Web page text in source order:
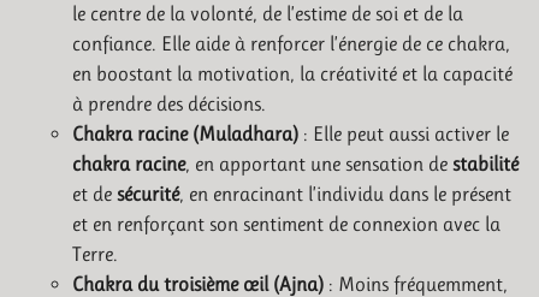
le centre de la volonté, de l’estime de soi et de la
confiance. Elle aide à renforcer l’énergie de ce chakra,
en boostant la motivation, la créativité et la capacité
à prendre des décisions.
Chakra racine (Muladhara) : Elle peut aussi activer le
chakra racine, en apportant une sensation de stabilité
et de sécurité, en enracinant l’individu dans le présent
et en renforçant son sentiment de connexion avec la
Terre.
Chakra du troisième œil (Ajna) : Moins fréquemment,